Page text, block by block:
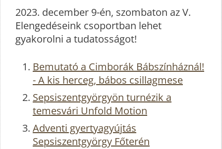
2023. december 9-én, szombaton azV.
Elengedéseink csoportban lehet
gyakorolni a tudatosságot!
Bemutató a Cimborák Bábszínháznál!
- A kis herceg, bábos csillagmese
Sepsiszentgyörgyön turnézik a
temesvári Unfold Motion
Adventi gyertyagyújtás
Sepsiszentgyörgy Főterén